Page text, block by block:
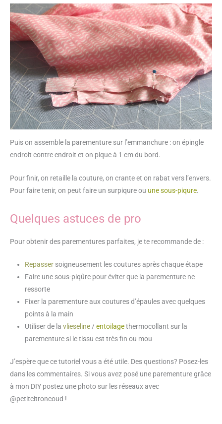
Puis on assemble la parementure sur l’emmanchure : on épingle
endroit contre endroit et on pique à 1 cm du bord.
Pour finir, on retaille la couture, on crante et on rabat vers l’envers.
Pour faire tenir, on peut faire un surpiqure ou une sous-piqure.
Quelques astuces de pro
Pour obtenir des parementures parfaites, je te recommande de :
Repasser soigneusement les coutures après chaque étape
Faire une sous-piqûre pour éviter que la parementure ne
ressorte
Fixer la parementure aux coutures d’épaules avec quelques
points à la main
Utiliser de la vlieseline/ entoilagethermocollant sur la
parementure si le tissu est très fin ou mou
J’espère que ce tutoriel vous a été utile. Des questions? Posez-les
dans les commentaires. Si vous avez posé une parementure grâce
à mon DIY postez une photo sur les réseaux avec
@petitcitroncoud !